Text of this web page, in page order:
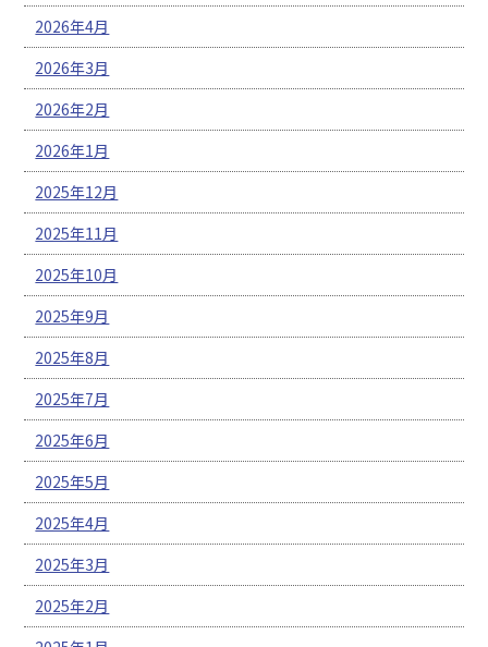
2026年4月
2026年3月
2026年2月
2026年1月
2025年12月
2025年11月
2025年10月
2025年9月
2025年8月
2025年7月
2025年6月
2025年5月
2025年4月
2025年3月
2025年2月